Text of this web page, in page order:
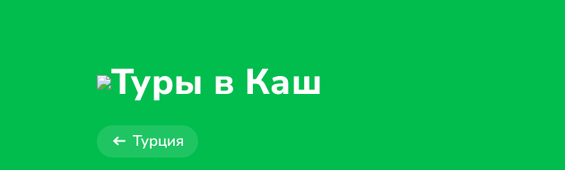
Туры в Каш
Турция